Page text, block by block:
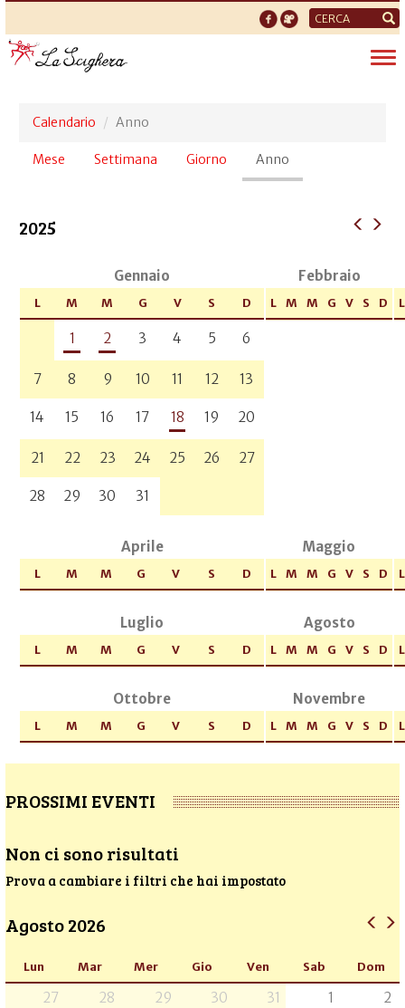
Form
di
ricerca
Calendario Anno
Schede
Mese Settimana Giorno Anno
attiva)
2025
Gennaio
L M M G V S D
1 2 3 4 5 6
7 8 9 10 11 12 13
14 15 16 17 18 19 20
21 22 23 24 25 26 27
28 29 30 31
Febbraio
L M M G V S D L
Aprile
L M M G V S D
Maggio
L M M G V S D L
Luglio
L M M G V S D
Agosto
L M M G V S D L
Ottobre
L M M G V S D
Novembre
L M M G V S D L
PROSSIMI EVENTI
Non ci sono risultati
Prova a cambiare i filtri che hai impostato
Agosto 2026
Lun Mar Mer Gio Ven Sab Dom
27 28 29 30 31 1
2